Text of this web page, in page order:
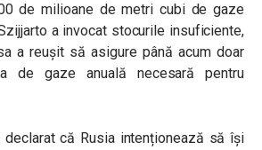
de milioane de metri cubi de gaze
a invocat stocurile insuficiente,
a reușit să asigure până acum doar
de gaze anuală necesară pentru
declarat că Rusia intenționează să își